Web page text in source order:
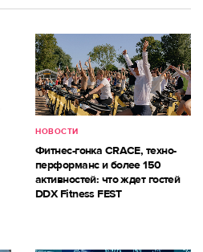
НОВОСТИ
Фитнес-гонка CRACE, техно-
перформанс и более 150
активностей: что ждет гостей
DDX Fitness FEST